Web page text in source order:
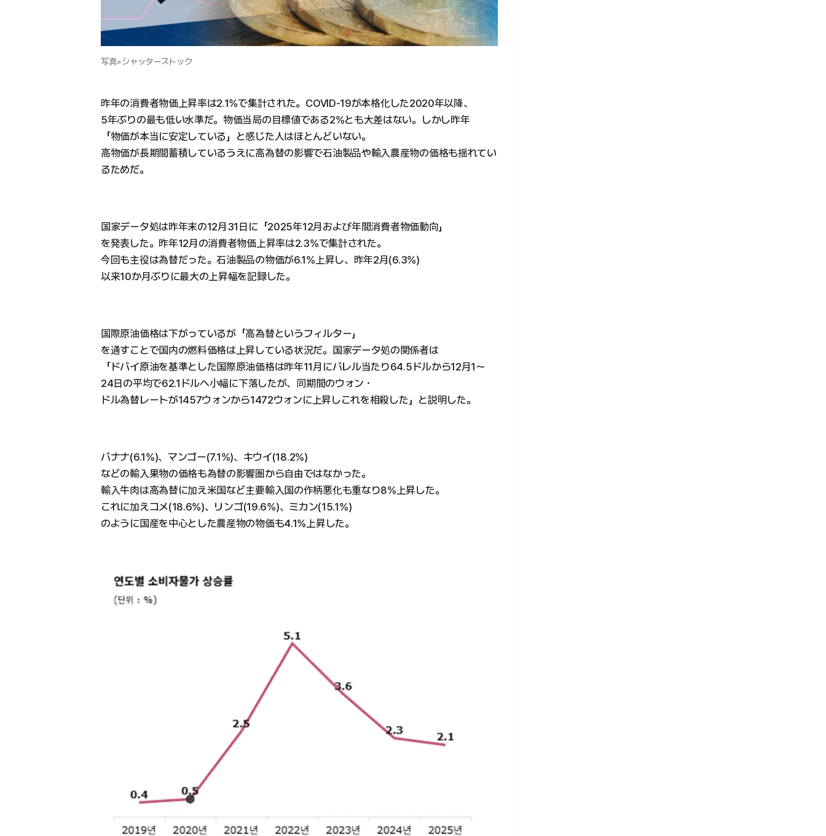
写真=シャッターストック
昨年の消費者物価上昇率は2.1%で集計された。COVID-19が本格化した2020年以降、
5年ぶりの最も低い水準だ。物価当局の目標値である2%とも大差はない。しかし昨年
「物価が本当に安定している」と感じた人はほとんどいない。
高物価が長期間蓄積しているうえに高為替の影響で石油製品や輸入農産物の価格も揺れてい
るためだ。
国家データ処は昨年末の12月31日に「2025年12月および年間消費者物価動向」
を発表した。昨年12月の消費者物価上昇率は2.3%で集計された。
今回も主役は為替だった。石油製品の物価が6.1%上昇し、昨年2月(6.3%)
以来10か月ぶりに最大の上昇幅を記録した。
国際原油価格は下がっているが「高為替というフィルター」
を通すことで国内の燃料価格は上昇している状況だ。国家データ処の関係者は
「ドバイ原油を基準とした国際原油価格は昨年11月にバレル当たり64.5ドルから12月1〜
24日の平均で62.1ドルへ小幅に下落したが、同期間のウォン・
ドル為替レートが1457ウォンから1472ウォンに上昇しこれを相殺した」と説明した。
バナナ(6.1%)、マンゴー(7.1%)、キウイ(18.2%)
などの輸入果物の価格も為替の影響圏から自由ではなかった。
輸入牛肉は高為替に加え米国など主要輸入国の作柄悪化も重なり8%上昇した。
これに加えコメ(18.6%)、リンゴ(19.6%)、ミカン(15.1%)
のように国産を中心とした農産物の物価も4.1%上昇した。